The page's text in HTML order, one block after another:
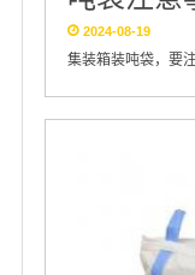
2024-08-19
集装箱装吨袋，要